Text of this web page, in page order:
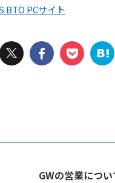
BTO PCサイト
GWの営業につい